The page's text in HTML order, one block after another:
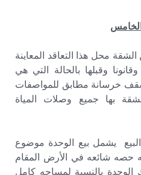
الخامس
محل هذا التعاقد المعاينة
وقبلها بالحالة التي هي
خرسانة مطابق للمواصفات
بها جميع وصلات المياة
يشمل بيع الوحدة موضوع
حصه شائعه في الأرض المقام
الوحدة بالنسبة لمساحه كامل